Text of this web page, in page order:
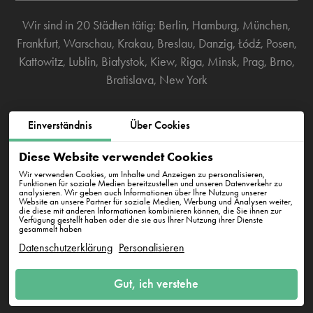
Einverständnis Über Cookies
Diese Website verwendet Cookies
Wir verwenden Cookies, um Inhalte und Anzeigen zu personalisieren,
Funktionen für soziale Medien bereitzustellen und unseren Datenverkehr zu
analysieren. Wir geben auch Informationen über Ihre Nutzung unserer
Website an unsere Partner für soziale Medien, Werbung und Analysen weiter,
die diese mit anderen Informationen kombinieren können, die Sie ihnen zur
Verfügung gestellt haben oder die sie aus Ihrer Nutzung ihrer Dienste
gesammelt haben
Datenschutzerklärung Personalisieren
Gut, ich verstehe
Wir sind in 20 Städten tätig: Berlin, Hamburg, München,
Frankfurt, Warschau, Krakau, Breslau, Danzig, Łódź, Posen,
Kattowitz, Lublin, Białystok, Kiew, Riga, Minsk, Prag, Brno,
Bratislava, New York
Westhafenstraße 1, 13353 Berlin
info@cleanwhale.de
AGB zur Nutzung der Plattform Datenschutzerklärung
Cookie-Richtlinie
CleanWhale GmbH, HRB 240046 B, DE353460818
Westhafenstraße 1, 13353 Berlin